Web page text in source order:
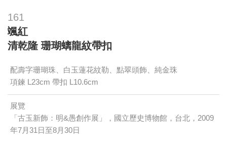
161
颯紅
清乾隆 珊瑚螭龍紋帶扣
配壽字珊瑚珠、白玉蓮花紋勒、點翠頭飾、純金珠
項鍊 L23cm 帶扣 L10.6cm
展覽
「古玉新飾：明&愚創作展」，國立歷史博物館，台北，2009
年7月31日至8月30日